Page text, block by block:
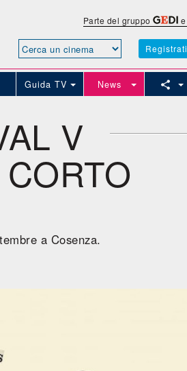
Parte del gruppo e
Registrati
Guida TV News
V
a Cosenza.